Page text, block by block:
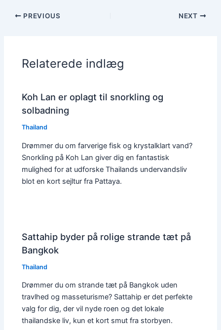
PREVIOUS NEXT
Relaterede indlæg
Koh Lan er oplagt til snorkling og
solbadning
Thailand
Drømmer du om farverige fisk og krystalklart vand?
Snorkling på Koh Lan giver dig en fantastisk
mulighed for at udforske Thailands undervandsliv
blot en kort sejltur fra Pattaya.
Sattahip byder på rolige strande tæt på
Bangkok
Thailand
Drømmer du om strande tæt på Bangkok uden
travlhed og masseturisme? Sattahip er det perfekte
valg for dig, der vil nyde roen og det lokale
thailandske liv, kun et kort smut fra storbyen.